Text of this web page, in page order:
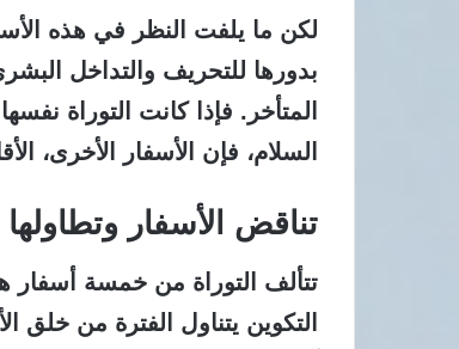
لكن ما يلفت النظر في هذه
بدورها للتحريف والتداخل
المتأخر. فإذا كانت التوراة
السلام، فإن الأسفار الأخرى،
تناقض الأسفار
تتألف التوراة من خمسة أسفار
التكوين يتناول الفترة من